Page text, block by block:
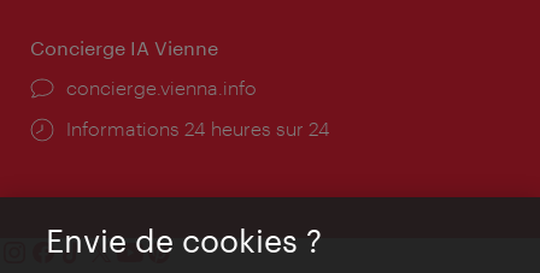
Concierge IA Vienne
Ort:
concierge.vienna.info
Öffnungszeiten:
Informations 24 heures sur 24
Envie de cookies ?